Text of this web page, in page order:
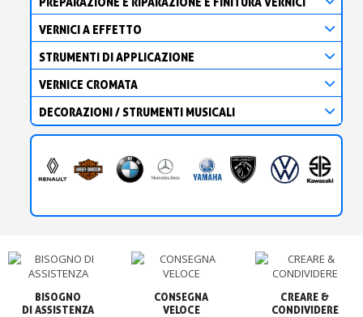
VERNICI A EFFETTO
STRUMENTI DI APPLICAZIONE
VERNICE CROMATA
DECORAZIONI / STRUMENTI MUSICALI
BISOGNO
CONSEGNA
VELOCE
CREARE &
CONDIVIDERE